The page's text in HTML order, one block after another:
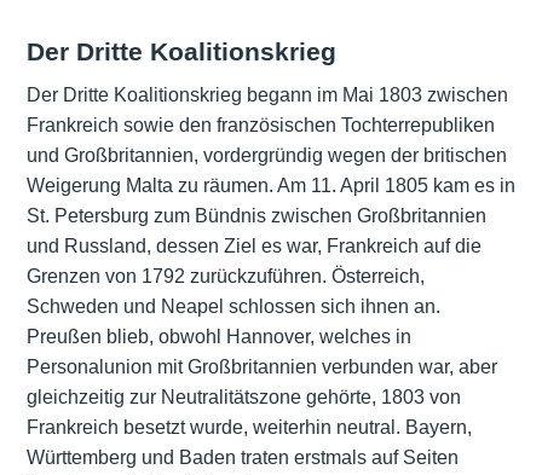
Der Dritte Koalitionskrieg
Der Dritte Koalitionskrieg begann im Mai 1803 zwischen
Frankreich sowie den französischen Tochterrepubliken
und Großbritannien, vordergründig wegen der britischen
Weigerung Malta zu räumen. Am 11. April 1805 kam es in
St. Petersburg zum Bündnis zwischen Großbritannien
und Russland, dessen Ziel es war, Frankreich auf die
Grenzen von 1792 zurückzuführen. Österreich,
Schweden und Neapel schlossen sich ihnen an.
Preußen blieb, obwohl Hannover, welches in
Personalunion mit Großbritannien verbunden war, aber
gleichzeitig zur Neutralitätszone gehörte, 1803 von
Frankreich besetzt wurde, weiterhin neutral. Bayern,
Württemberg und Baden traten erstmals auf Seiten